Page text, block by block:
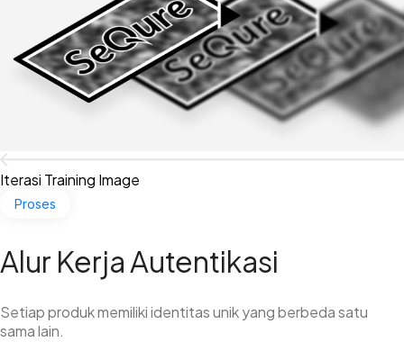
Iterasi Training Image
Proses
Alur Kerja Autentikasi
Setiap produk memiliki identitas unik yang berbeda satu
sama lain.